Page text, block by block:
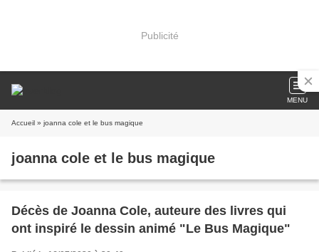
Publicité
MENU
Accueil » joanna cole et le bus magique
joanna cole et le bus magique
Décès de Joanna Cole, auteure des livres qui
ont inspiré le dessin animé "Le Bus Magique"